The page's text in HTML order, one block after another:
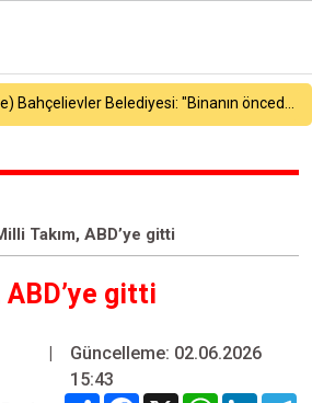
yeni sezon hazırlıklarını sürdürdü
Takım, ABD’ye gitti
ABD’ye gitti
|
Güncelleme: 02.06.2026
15:43